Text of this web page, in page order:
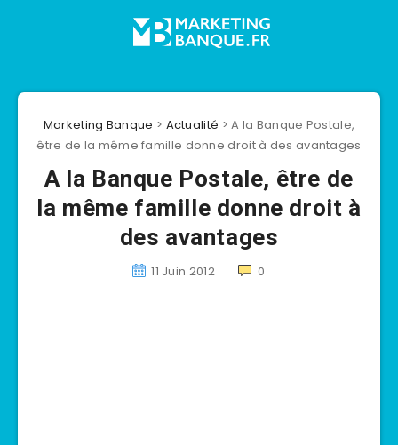
Marketing Banque > Actualité >A la Banque Postale,
être de la même famille donne droit à des avantages
A la Banque Postale, être de
la même famille donne droit à
des avantages
11 Juin 2012 0